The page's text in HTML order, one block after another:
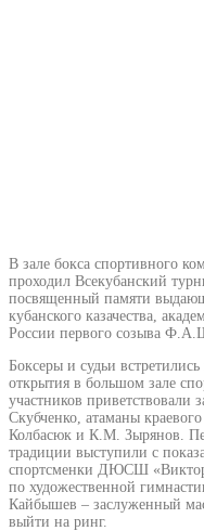
В зале бокса спортивного
проходил Всекубанский
посвященный памяти
кубанского казачества,
России первого созыва
Боксеры и судьи
открытия в большом зале
участников приветствовали
Скубченко, атаманы
Колбасюк и К.М. Зырянов.
традиции выступили с
спортсменки ДЮСШ
по художественной
Кайбышев – заслуженный
выйти на ринг.